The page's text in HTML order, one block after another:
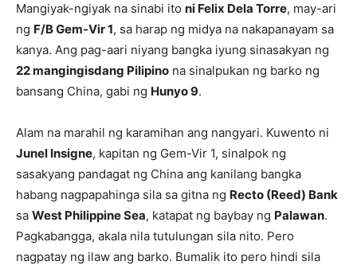
Mangiyak-ngiyak na sinabi ito ni Felix Dela Torre, may-ari
ng F/B Gem-Vir 1, sa harap ng midya na nakapanayam sa
kanya. Ang pag-aari niyang bangka iyung sinasakyan ng
22 mangingisdang Pilipino na sinalpukan ng barko ng
bansang China, gabi ng Hunyo 9.
Alam na marahil ng karamihan ang nangyari. Kuwento ni
Junel Insigne, kapitan ng Gem-Vir 1, sinalpok ng
sasakyang pandagat ng China ang kanilang bangka
habang nagpapahinga sila sa gitna ng Recto (Reed) Bank
sa West Philippine Sea, katapat ng baybay ng Palawan.
Pagkabangga, akala nila tutulungan sila nito. Pero
nagpatay ng ilaw ang barko. Bumalik ito pero hindi sila